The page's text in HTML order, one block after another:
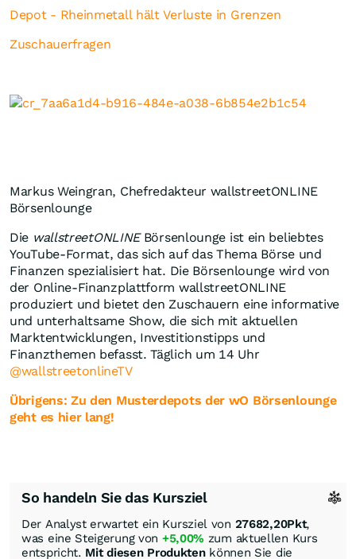
Depot - Rheinmetall hält Verluste in Grenzen
Zuschauerfragen
Markus Weingran, Chefredakteur wallstreetONLINE
Börsenlounge
Die wallstreetONLINEBörsenlounge ist ein beliebtes
YouTube-Format, das sich auf das Thema Börse und
Finanzen spezialisiert hat. Die Börsenlounge wird von
der Online-Finanzplattform wallstreetONLINE
produziert und bietet den Zuschauern eine informative
und unterhaltsame Show, die sich mit aktuellen
Marktentwicklungen, Investitionstipps und
Finanzthemen befasst. Täglich um 14 Uhr
@wallstreetonlineTV
Übrigens: Zu den Musterdepots der wO Börsenlounge
geht es hier lang!
So handeln Sie das Kursziel
Der Analyst erwartet ein Kursziel von 27682,20Pkt,
was eine Steigerung von +5,00% zum aktuellen Kurs
entspricht. Mit diesen Produktenkönnen Sie die